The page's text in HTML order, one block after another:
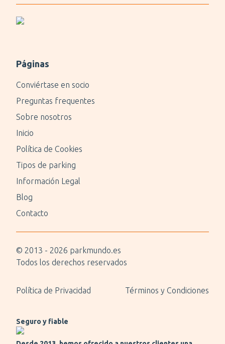
Páginas
Conviértase en socio
Preguntas frequentes
Sobre nosotros
Inicio
Política de Cookies
Tipos de parking
Información Legal
Blog
Contacto
© 2013 - 2026 parkmundo.es
Todos los derechos reservados
Política de Privacidad Términos y Condiciones
Seguro y fiable